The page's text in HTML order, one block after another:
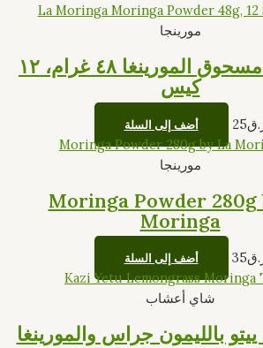
مورينجا
لا مورينغا مسحوق المورينغا ٤٨ غرام، ١٢
كيس
25 أضف إلى السلة
مورينجا
Moringa Powder 280g
Moringa
35 أضف إلى السلة
شاي أعشاب
بالليمون جراس والمورينغا